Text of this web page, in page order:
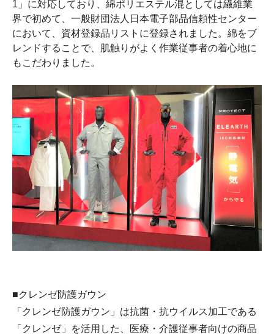
1 」に対応しており、綿ポリエステル混としては繊維業
界で初めて、一般財団法人日本電子部品信頼性センター
において、資材登録品リストに登録されました。綿をブ
レンドすることで、肌触りがよく作業従事者の着心地に
もこだわりました。
■クレンゼ防護ガウン
「クレンゼ防護ガウン」は抗菌・抗ウイルス加工である
「クレンゼ」を活用した、医療・介護従事者向けの商品